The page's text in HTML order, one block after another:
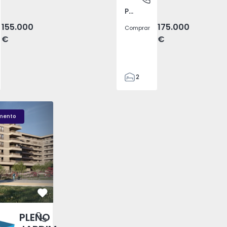
155.000
€
Pego, Abrantes
Comprar
175.000
€
2
JARDIM - 3
Porto
Favorito
PLENO